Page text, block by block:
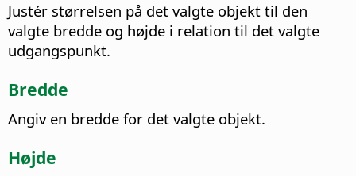
Justér størrelsen på det valgte objekt til den
valgte bredde og højde i relation til det valgte
udgangspunkt.
Bredde
Angiv en bredde for det valgte objekt.
Højde